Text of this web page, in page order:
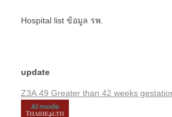
Hospital list ข้อมูล รพ.
update
Z3A.49 Greater than 42 weeks